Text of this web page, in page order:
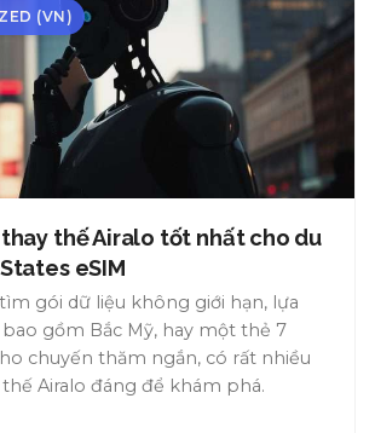
(VN)
thế Airalo tốt nhất cho du
eSIM
gói dữ liệu không giới hạn, lựa
gồm Bắc Mỹ, hay một thẻ 7
chuyến thăm ngắn, có rất nhiều
Airalo đáng để khám phá.